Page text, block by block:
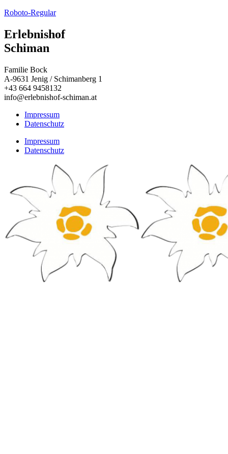
Roboto-Regular
Erlebnishof
Schiman
Familie Bock
A-9631 Jenig / Schimanberg 1
+43 664 9458132
info@erlebnishof-schiman.at
Impressum
Datenschutz
Impressum
Datenschutz